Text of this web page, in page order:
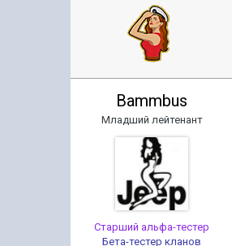
Bammbus
Младший лейтенант
Старший альфа-тестер
Бета-тестер кланов